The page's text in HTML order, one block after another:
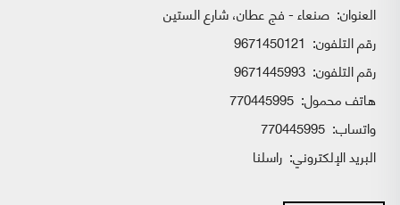
العنوان: صنعاء - فج عطان، شارع الستين
رقم التلفون: 9671450121
رقم التلفون: 9671445993
هاتف محمول: 770445995
واتساب:
البريد الإلكتروني: راسلنا